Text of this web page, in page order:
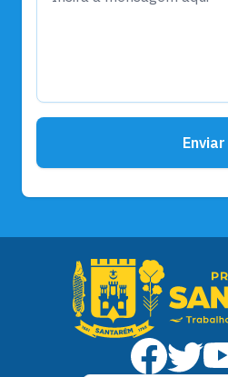
Enviar